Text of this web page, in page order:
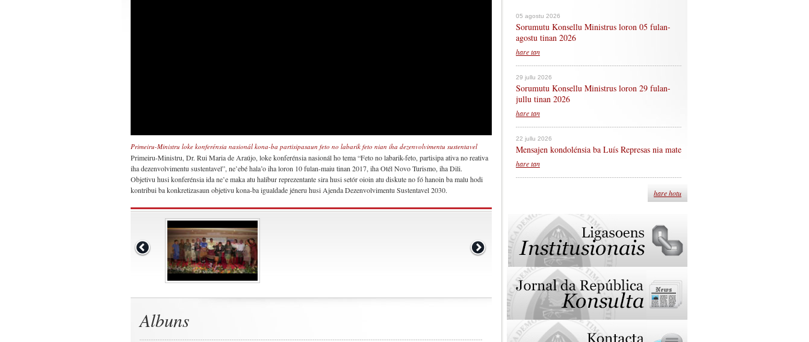
05 agostu 2026
Sorumutu Konsellu Ministrus loron 05 fulan-
agostu tinan 2026
hare tan
29 jullu 2026
Sorumutu Konsellu Ministrus loron 29 fulan-
jullu tinan 2026
hare tan
22 jullu 2026
Mensajen kondolénsia ba Luís Represas nia mate
hare tan
hare hotu
Primeiru-Ministru loke konferénsia nasionál kona-ba partisipasaun feto no labarik feto nian iha dezenvolvimentu sustentavel
Primeiru-Ministru, Dr. Rui Maria de Araújo, loke konferénsia nasionál ho tema “Feto no labarik-feto, partisipa ativa no reativa
iha dezenvolvimentu sustentavel”, ne’ebé hala’o iha loron 10 fulan-maiu tinan 2017, iha Otél Novo Turismo, iha Dili.
Objetivu husi konferénsia ida ne’e maka atu halibur reprezentante sira husi setór oioin atu diskute no fó hanoin ba malu hodi
kontribui ba konkretizasaun objetivu kona-ba igualdade jéneru husi Ajenda Dezenvolvimentu Sustentavel 2030.
Albuns